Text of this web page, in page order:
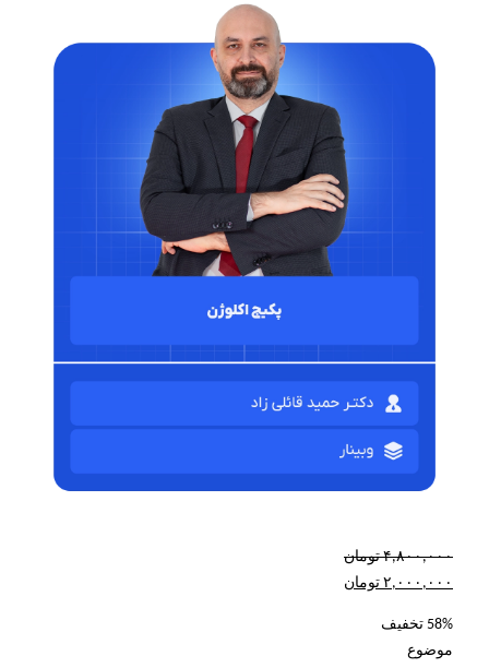
۴,۸۰۰,۰۰۰ تومان
۲,۰۰۰,۰۰۰ تومان
58% تخفیف
موضوع